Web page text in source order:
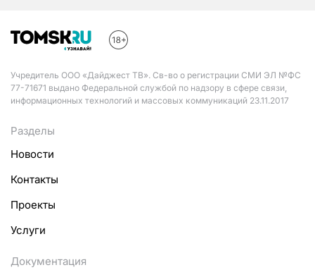
Учредитель ООО «Дайджест ТВ». Св-во о регистрации СМИ ЭЛ №ФС
77-71671 выдано Федеральной службой по надзору в сфере связи,
информационных технологий и массовых коммуникаций 23.11.2017
Разделы
Новости
Контакты
Проекты
Услуги
Документация